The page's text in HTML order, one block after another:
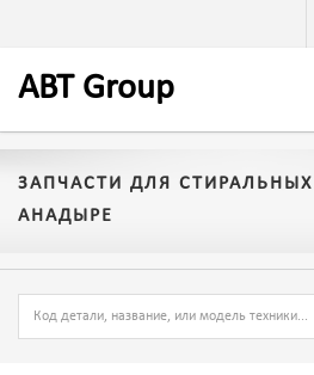
ABT Group
ЗАПЧАСТИ ДЛЯ
АНАДЫРЕ